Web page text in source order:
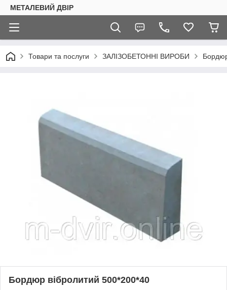
МЕТАЛЕВИЙ ДВІР
Товари та послуги ЗАЛІЗОБЕТОННІ ВИРОБИ
Бордюр вібролитий 500*200*40